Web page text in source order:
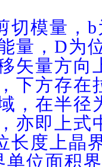
切模量，
量，D为
矢量方向
下方存在
，在半径
亦即上式
长度上晶
单位面积